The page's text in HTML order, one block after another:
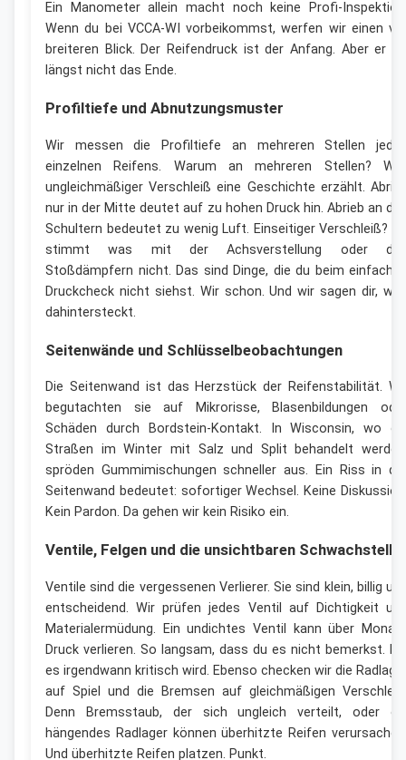
Ein Manometer allein macht noch keine Profi-
Wenn du bei VCCA-WI vorbeikommst, werfen wir einen
breiteren Blick. Der Reifendruck ist der Anfang. Aber er
längst nicht das Ende.
Profiltiefe und Abnutzungsmuster
Wir messen die Profiltiefe an mehreren Stellen
einzelnen Reifens. Warum an mehreren Stellen?
ungleichmäßiger Verschleiß eine Geschichte erzählt.
nur in der Mitte deutet auf zu hohen Druck hin. Abrieb an
Schultern bedeutet zu wenig Luft. Einseitiger Verschleiß?
stimmt was mit der Achsverstellung oder
Stoßdämpfern nicht. Das sind Dinge, die du beim
Druckcheck nicht siehst. Wir schon. Und wir sagen dir,
dahintersteckt.
Seitenwände und Schlüsselbeobachtungen
Die Seitenwand ist das Herzstück der Reifenstabilität.
begutachten sie auf Mikrorisse, Blasenbildungen
Schäden durch Bordstein-Kontakt. In Wisconsin, wo
Straßen im Winter mit Salz und Split behandelt
spröden Gummimischungen schneller aus. Ein Riss in
Seitenwand bedeutet: sofortiger Wechsel. Keine
Kein Pardon. Da gehen wir kein Risiko ein.
Ventile, Felgen und die unsichtbaren
Ventile sind die vergessenen Verlierer. Sie sind klein, billig
entscheidend. Wir prüfen jedes Ventil auf Dichtigkeit
Materialermüdung. Ein undichtes Ventil kann über
Druck verlieren. So langsam, dass du es nicht bemerkst.
es irgendwann kritisch wird. Ebenso checken wir die
auf Spiel und die Bremsen auf gleichmäßigen
Denn Bremsstaub, der sich ungleich verteilt, oder
hängendes Radlager können überhitzte Reifen
Und überhitzte Reifen platzen. Punkt.